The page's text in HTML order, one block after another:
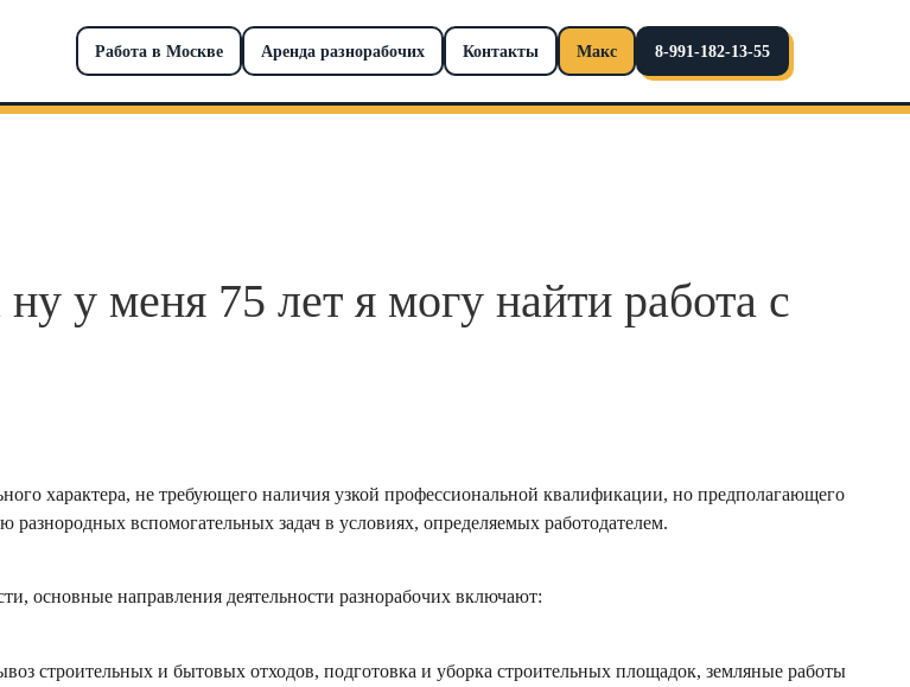
Работа в Москве Аренда разнорабочих Контакты Макс 8-991-182-13-55
у меня 75 лет я могу найти работа с
характера, не требующего наличия узкой профессиональной квалификации, но предполагающего
вспомогательных задач в условиях, определяемых работодателем.
основные направления деятельности разнорабочих включают:
строительных и бытовых отходов, подготовка и уборка строительных площадок, земляные работы